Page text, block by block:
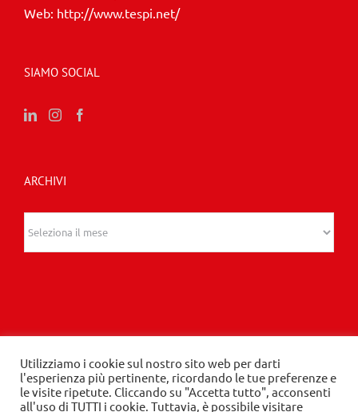
Web: http://www.tespi.net/
SIAMO SOCIAL
ARCHIVI
© 2020 Edizioni Turbo by Tespi Mediagroup -
Direttore: Angelo Frigerio -Privacy Policy-Cookie
Utilizziamo i cookie sul nostro sito web per darti
l'esperienza più pertinente, ricordando le tue preferenze e
le visite ripetute. Cliccando su "Accetta tutto", acconsenti
all'uso di TUTTI i cookie. Tuttavia, è possibile visitare